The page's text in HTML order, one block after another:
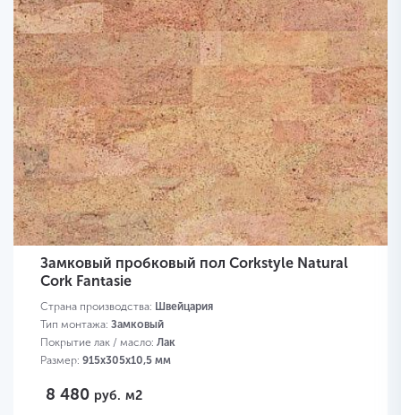
Замковый пробковый пол Corkstyle Natural
Cork Fantasie
Страна производства: Швейцария
Тип монтажа: Замковый
Покрытие лак / масло: Лак
Размер: 915х305х10,5 мм
8 480 руб. м2